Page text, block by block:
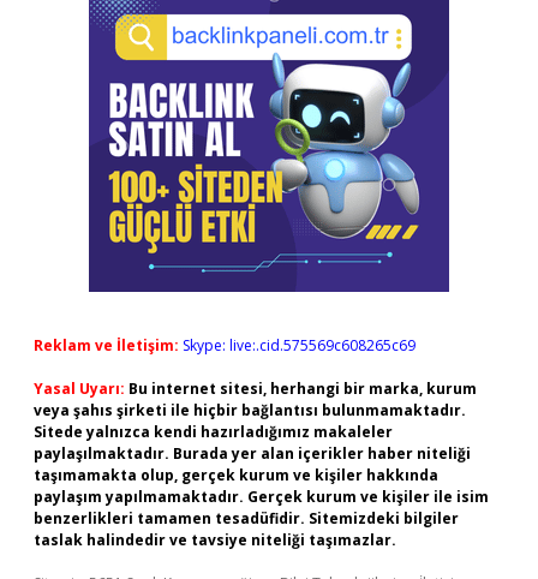
Reklam ve İletişim: Skype: live:.cid.575569c608265c69
Yasal Uyarı: Bu internet sitesi, herhangi bir marka, kurum
veya şahıs şirketi ile hiçbir bağlantısı bulunmamaktadır.
Sitede yalnızca kendi hazırladığımız makaleler
paylaşılmaktadır. Burada yer alan içerikler haber niteliği
taşımamakta olup, gerçek kurum ve kişiler hakkında
paylaşım yapılmamaktadır. Gerçek kurum ve kişiler ile isim
benzerlikleri tamamen tesadüfidir. Sitemizdeki bilgiler
taslak halindedir ve tavsiye niteliği taşımazlar.